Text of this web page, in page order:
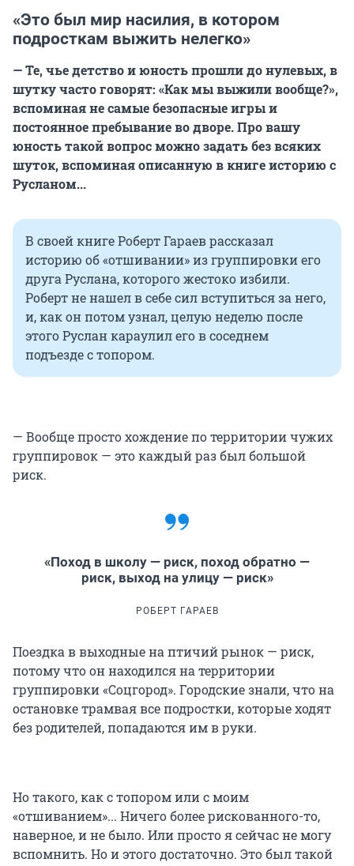
«Это был мир насилия, в котором
подросткам выжить нелегко»
— Те, чье детство и юность прошли до нулевых, в
шутку часто говорят: «Как мы выжили вообще?»,
вспоминая не самые безопасные игры и
постоянное пребывание во дворе. Про вашу
юность такой вопрос можно задать без всяких
шуток, вспоминая описанную в книге историю с
Русланом...
В своей книге Роберт Гараев рассказал
историю об «отшивании» из группировки его
друга Руслана, которого жестоко избили.
Роберт не нашел в себе сил вступиться за него,
и, как он потом узнал, целую неделю после
этого Руслан караулил его в соседнем
подъезде с топором.
— Вообще просто хождение по территории чужих
группировок — это каждый раз был большой
риск.
«Поход в школу — риск, поход обратно —
риск, выход на улицу — риск»
РОБЕРТ ГАРАЕВ
Поездка в выходные на птичий рынок — риск,
потому что он находился на территории
группировки «Соцгород». Городские знали, что на
остановке трамвая все подростки, которые ходят
без родителей, попадаются им в руки.
Но такого, как с топором или с моим
«отшиванием»... Ничего более рискованного-то,
наверное, и не было. Или просто я сейчас не могу
вспомнить. Но и этого достаточно. Это был такой